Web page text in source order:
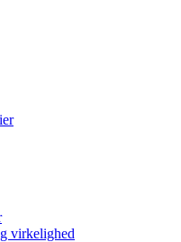
virkelighed